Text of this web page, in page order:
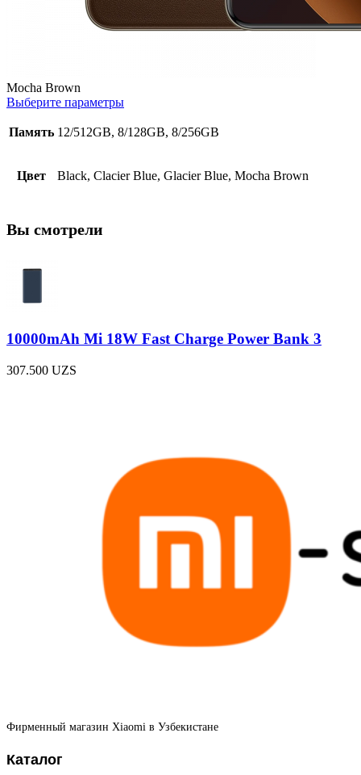
Mocha Brown
Выберите параметры
Память 12/512GB, 8/128GB, 8/256GB
Цвет Black, Clacier Blue, Glacier Blue, Mocha Brown
Вы смотрели
10000mAh Mi 18W Fast Charge Power Bank 3
307.500 UZS
Фирменный магазин Xiaomi в Узбекистане
Каталог